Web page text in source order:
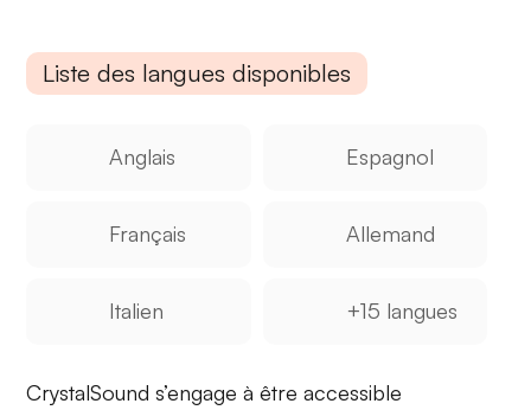
Liste des langues disponibles
Anglais Espagnol
Français Allemand
Italien +15 langues
CrystalSound s’engage à être accessible